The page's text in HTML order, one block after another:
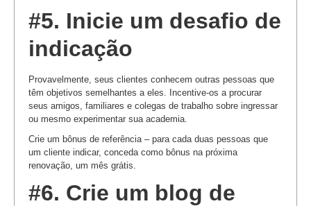
#5. Inicie um desafio de
indicação
Provavelmente, seus clientes conhecem outras pessoas que
têm objetivos semelhantes a eles. Incentive-os a procurar
seus amigos, familiares e colegas de trabalho sobre ingressar
ou mesmo experimentar sua academia.
Crie um bônus de referência – para cada duas pessoas que
um cliente indicar, conceda como bônus na próxima
renovação, um mês grátis.
#6. Crie um blog de